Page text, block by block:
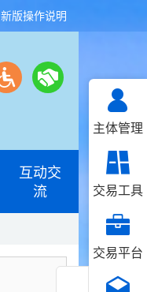
新版操作说明
互动交
流
主体管理
交易工具
交易平台